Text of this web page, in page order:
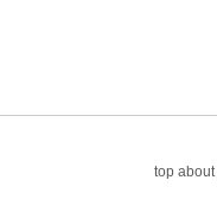
top about